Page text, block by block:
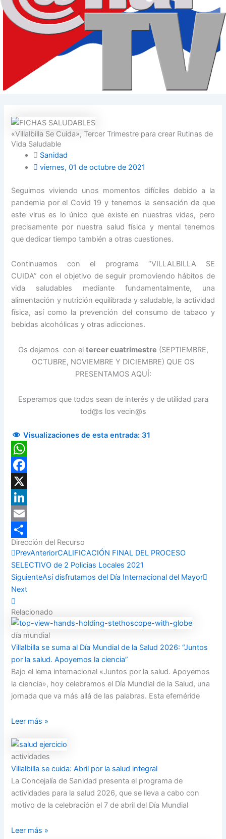
«Villalbilla Se Cuida», Tercer Trimestre para crear Rutinas de
Vida Saludable
Sanidad
viernes, 01 de octubre de 2021
Seguimos viviendo unos momentos difíciles debido a la
pandemia por el Covid 19 y tenemos la sensación de que
este virus es lo único que existe en nuestras vidas, pero
precisamente por nuestra salud física y mental tenemos
que dedicar tiempo también a otras cuestiones.
Continuamos con el programa “VILLALBILLA SE
CUIDA” con el objetivo de seguir promoviendo hábitos de
vida saludables mediante fundamentalmente, una
alimentación y nutrición equilibrada y saludable, la actividad
física, así como la prevención del consumo de tabaco y
bebidas alcohólicas y otras adicciones.
Os dejamos con el tercer cuatrimestre (SEPTIEMBRE,
OCTUBRE, NOVIEMBRE Y DICIEMBRE) QUE OS
PRESENTAMOS AQUÍ:
Esperamos que todos sean de interés y de utilidad para
tod@s los vecin@s
Visualizaciones de esta entrada: 31
WhatsApp
Facebook
X
LinkedIn
Email
Compartir
Dirección del Recurso
PrevAnteriorCALIFICACIÓN FINAL DEL PROCESO
SELECTIVO de 2 Policias Locales 2021
SiguienteAsí disfrutamos del Día Internacional del Mayor
Next
Relacionado
día mundial
Villalbilla se suma al Día Mundial de la Salud 2026: “Juntos
por la salud. Apoyemos la ciencia”
Bajo el lema internacional «Juntos por la salud. Apoyemos
la ciencia», hoy celebramos el Día Mundial de la Salud, una
jornada que va más allá de las palabras. Esta efeméride
Leer más »
actividades
Villalbilla se cuida: Abril por la salud integral
La Concejalía de Sanidad presenta el programa de
actividades para la salud 2026, que se lleva a cabo con
motivo de la celebración el 7 de abril del Día Mundial
Leer más »